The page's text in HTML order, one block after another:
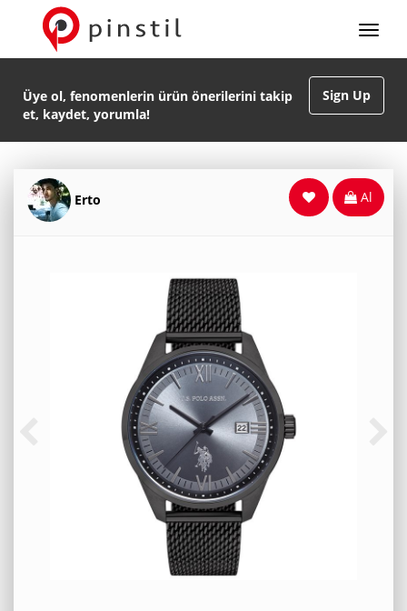
Sign Up
Üye ol, fenomenlerin ürün önerilerini takip
et, kaydet, yorumla!
Erto Al